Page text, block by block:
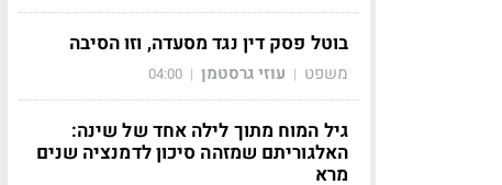
בוטל פסק דין נגד מסעדה, וזו הסיבה
משפט | עוזי גרסטמן |
04:00
גיל המוח מתוך לילה אחד של שינה:
האלגוריתם שמזהה סיכון לדמנציה שנים
מרא